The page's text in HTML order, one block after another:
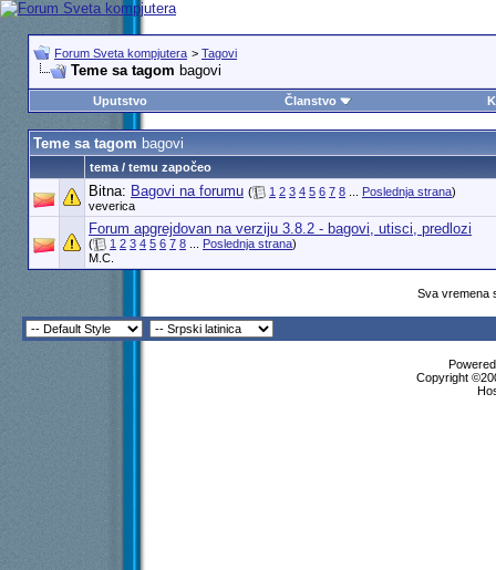
Forum Sveta kompjutera > Tagovi
Teme sa tagom bagovi
Uputstvo Članstvo
Teme sa tagom bagovi
tema / temu započeo
Bitna: Bagovi na forumu ( 1 2 3 4 5 6 7 8... Poslednja strana)
veverica
Forum apgrejdovan na verziju 3.8.2 - bagovi, utisci, predlozi
( 1 2 3 4 5 6 7 8... Poslednja strana)
M.C.
Sva vremena
Copyright